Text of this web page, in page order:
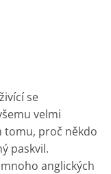
se
velmi
tomu, proč někdo
paskvil.
anglických